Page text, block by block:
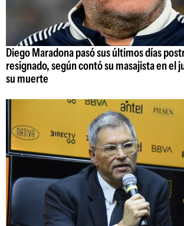
Diego Maradona pasó sus últimos días
resignado, según contó su masajista en el
su muerte